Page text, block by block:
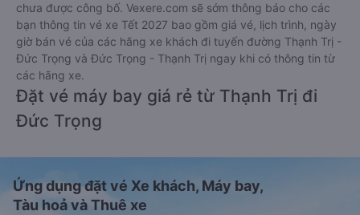
chưa được công bố. Vexere.com sẽ sớm thông báo cho các
bạn thông tin vé xe Tết 2027 bao gồm giá vé, lịch trình, ngày
giờ bán vé của các hãng xe khách đi tuyến đường Thạnh Trị -
Đức Trọng và Đức Trọng - Thạnh Trị ngay khi có thông tin từ
các hãng xe.
Đặt vé máy bay giá rẻ từ Thạnh Trị đi
Đức Trọng
Ứng dụng đặt vé Xe khách, Máy bay,
Tàu hoả và Thuê xe